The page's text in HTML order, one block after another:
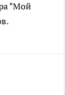
"Мой